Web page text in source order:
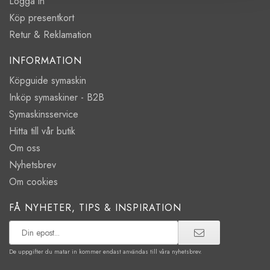
Köp presentkort
Retur & Reklamation
INFORMATION
Köpguide symaskin
Inköp symaskiner - B2B
Symaskinsservice
Hitta till vår butik
Om oss
Nyhetsbrev
Om cookies
FÅ NYHETER, TIPS & INSPIRATION
De uppgifter du matar in kommer endast användas till våra nyhetsbrev.